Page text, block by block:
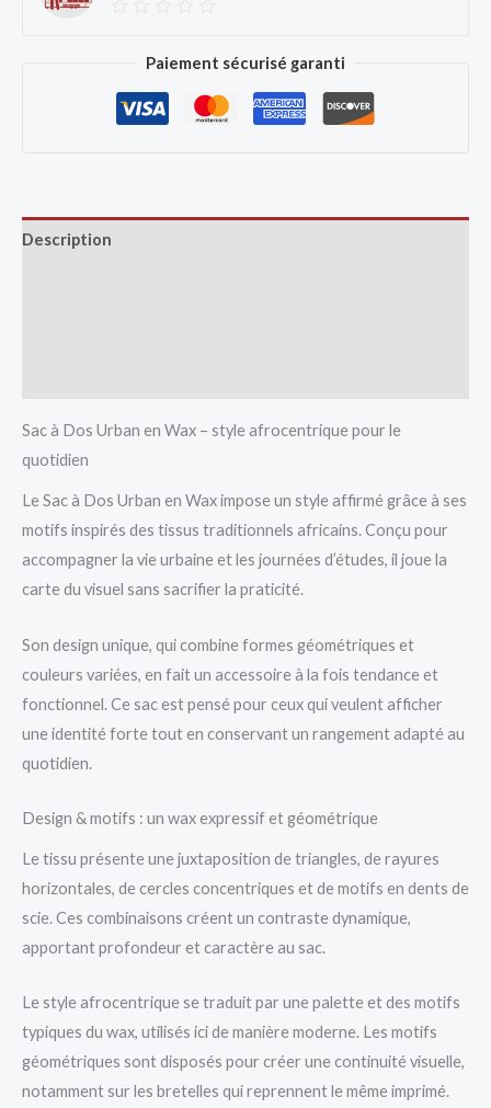
Paiement sécurisé garanti
Description
Sac à Dos Urban en Wax – style afrocentrique pour le
quotidien
Le Sac à Dos Urban en Wax impose un style affirmé grâce à ses
motifs inspirés des tissus traditionnels africains. Conçu pour
accompagner la vie urbaine et les journées d’études, il joue la
carte du visuel sans sacrifier la praticité.
Son design unique, qui combine formes géométriques et
couleurs variées, en fait un accessoire à la fois tendance et
fonctionnel. Ce sac est pensé pour ceux qui veulent afficher
une identité forte tout en conservant un rangement adapté au
quotidien.
Design & motifs : un wax expressif et géométrique
Le tissu présente une juxtaposition de triangles, de rayures
horizontales, de cercles concentriques et de motifs en dents de
scie. Ces combinaisons créent un contraste dynamique,
apportant profondeur et caractère au sac.
Le style afrocentrique se traduit par une palette et des motifs
typiques du wax, utilisés ici de manière moderne. Les motifs
géométriques sont disposés pour créer une continuité visuelle,
notamment sur les bretelles qui reprennent le même imprimé.